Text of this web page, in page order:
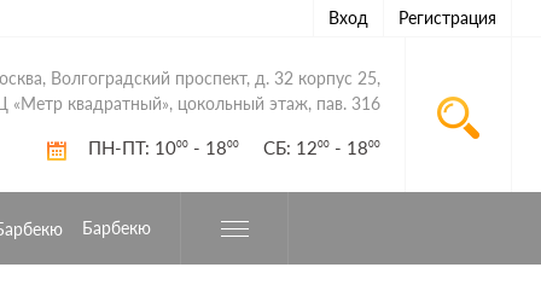
Вход Регистрация
Волгоградский проспект, д. 32 корпус 25,
«Метр квадратный», цокольный этаж, пав. 316
ПН-ПТ: 1000 - 1800 СБ: 1200 - 1800
Барбекю